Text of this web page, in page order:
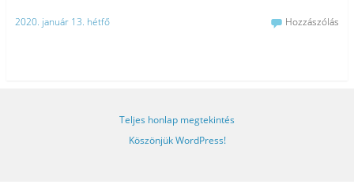
2020. január 13. hétfő Hozzászólás
Teljes honlap megtekintés
Köszönjük WordPress!